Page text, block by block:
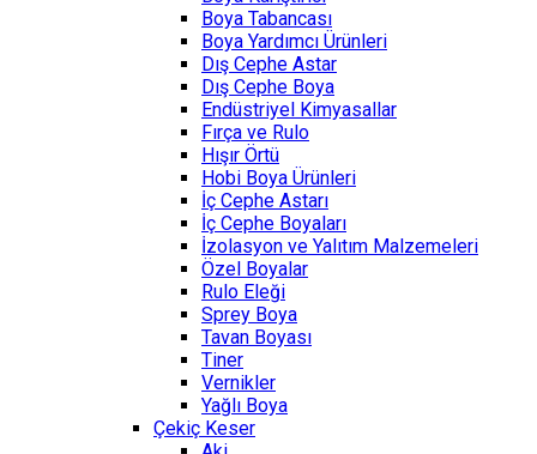
Boya Tabancası
Boya Yardımcı Ürünleri
Dış Cephe Astar
Dış Cephe Boya
Endüstriyel Kimyasallar
Fırça ve Rulo
Hışır Örtü
Hobi Boya Ürünleri
İç Cephe Astarı
İç Cephe Boyaları
İzolasyon ve Yalıtım Malzemeleri
Özel Boyalar
Rulo Eleği
Sprey Boya
Tavan Boyası
Tiner
Vernikler
Yağlı Boya
Çekiç Keser